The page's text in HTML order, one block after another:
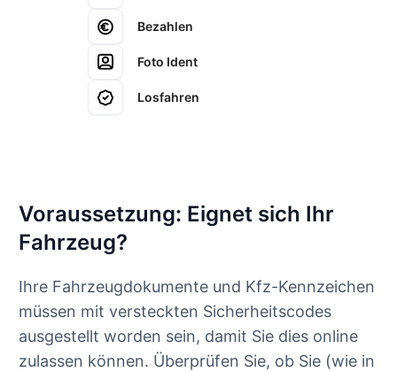
Bezahlen
Foto Ident
Losfahren
Voraussetzung: Eignet sich Ihr
Fahrzeug?
Ihre Fahrzeugdokumente und Kfz-Kennzeichen
müssen mit versteckten Sicherheitscodes
ausgestellt worden sein, damit Sie dies online
zulassen können. Überprüfen Sie, ob Sie (wie in